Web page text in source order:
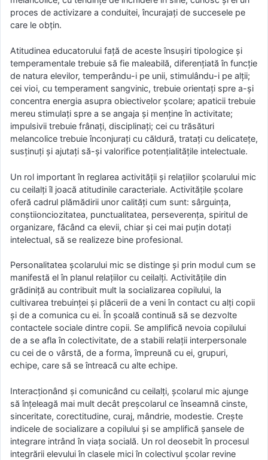
proces de activizare a conduitei, încurajaţi de succesele pe
care le obţin.
Atitudinea educatorului faţă de aceste însuşiri tipologice şi
temperamentale trebuie să fie maleabilă, diferenţiată în funcţie
de natura elevilor, temperându-i pe unii, stimulându-i pe alţii;
cei vioi, cu temperament sangvinic, trebuie orientaţi spre a-şi
concentra energia asupra obiectivelor şcolare; apaticii trebuie
mereu stimulaţi spre a se angaja şi menţine în activitate;
impulsivii trebuie frânaţi, disciplinaţi; cei cu trăsături
melancolice trebuie înconjuraţi cu căldură, trataţi cu delicateţe,
susţinuţi şi ajutaţi să-şi valorifice potenţialităţile intelectuale.
Un rol important în reglarea activităţii şi relaţiilor şcolarului mic
cu ceilalţi îl joacă atitudinile caracteriale. Activităţile şcolare
oferă cadrul plămădirii unor calităţi cum sunt: sârguinţa,
conştiionciozitatea, punctualitatea, perseverenţa, spiritul de
organizare, făcând ca elevii, chiar şi cei mai puţin dotaţi
intelectual, să se realizeze bine profesional.
Personalitatea şcolarului mic se distinge şi prin modul cum se
manifestă el în planul relaţiilor cu ceilalţi. Activităţile din
grădiniţă au contribuit mult la socializarea copilului, la
cultivarea trebuinţei şi plăcerii de a veni în contact cu alţi copii
şi de a comunica cu ei. În şcoală continuă să se dezvolte
contactele sociale dintre copii. Se amplifică nevoia copilului
de a se afla în colectivitate, de a stabili relaţii interpersonale
cu cei de o vârstă, de a forma, împreună cu ei, grupuri,
echipe, care să se întreacă cu alte echipe.
Interacţionând şi comunicând cu ceilalţi, şcolarul mic ajunge
să înţeleagă mai mult decât preşcolarul ce înseamnă cinste,
sinceritate, corectitudine, curaj, mândrie, modestie. Creşte
indicele de socializare a copilului şi se amplifică şansele de
integrare intrând în viaţa socială. Un rol deosebit în procesul
integrării elevului în clasele mici în colectivul şcolar revine